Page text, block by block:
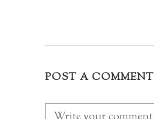
POST A COMMENT